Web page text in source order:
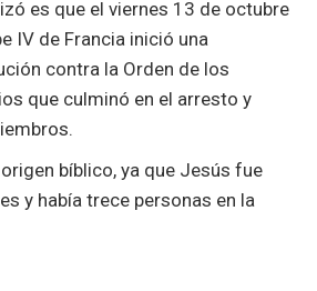
es que el viernes 13 de octubre
IV de Francia inició una
contra la Orden de los
que culminó en el arresto y
bíblico, ya que Jesús fue
y había trece personas en la